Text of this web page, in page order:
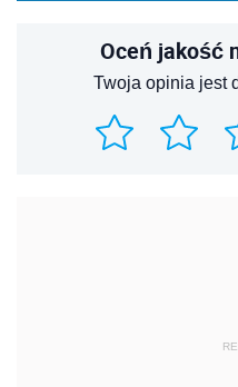
Oceń jakość
Twoja opinia jest